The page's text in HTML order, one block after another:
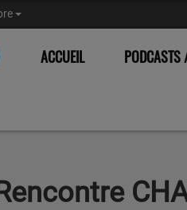
ACCUEIL PODCASTS